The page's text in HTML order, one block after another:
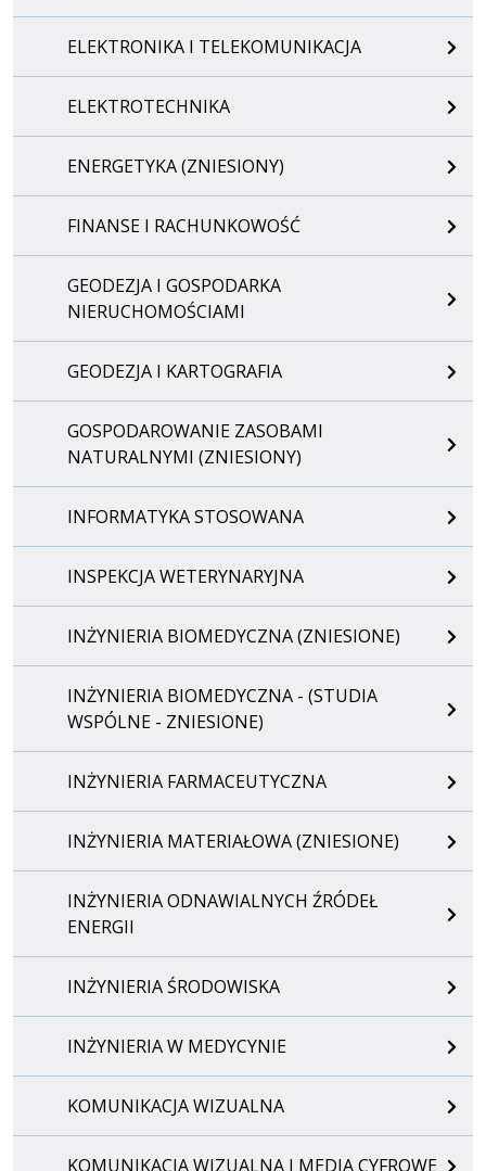
ELEKTRONIKA I TELEKOMUNIKACJA
ELEKTROTECHNIKA
ENERGETYKA (ZNIESIONY)
FINANSE I RACHUNKOWOŚĆ
GEODEZJA I GOSPODARKA
NIERUCHOMOŚCIAMI
GEODEZJA I KARTOGRAFIA
GOSPODAROWANIE ZASOBAMI
NATURALNYMI (ZNIESIONY)
INFORMATYKA STOSOWANA
INSPEKCJA WETERYNARYJNA
INŻYNIERIA BIOMEDYCZNA (ZNIESIONE)
INŻYNIERIA BIOMEDYCZNA - (STUDIA
WSPÓLNE - ZNIESIONE)
INŻYNIERIA FARMACEUTYCZNA
INŻYNIERIA MATERIAŁOWA (ZNIESIONE)
INŻYNIERIA ODNAWIALNYCH ŹRÓDEŁ
ENERGII
INŻYNIERIA ŚRODOWISKA
INŻYNIERIA W MEDYCYNIE
KOMUNIKACJA WIZUALNA
KOMUNIKACJA WIZUALNA I MEDIA CYFROWE